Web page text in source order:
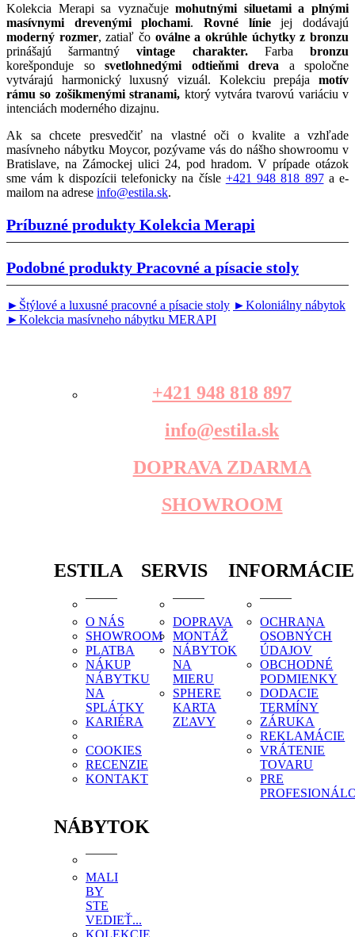
Kolekcia Merapi sa vyznačujemohutnými siluetami a plnými
masívnymi drevenými plochami.Rovné líniejej dodávajú
moderný rozmer, zatiaľ čo oválne a okrúhle úchytky z bronzu
prinášajú šarmantnývintage charakter.Farbabronzu
korešponduje so svetlohnedými odtieňmi dreva a spoločne
vytvárajú harmonický luxusný vizuál. Kolekciu prepája motív
rámu so zošikmenými stranami, ktorý vytvára tvarovú variáciu v
intenciách moderného dizajnu.
Ak sa chcete presvedčiť na vlastné oči o kvalite a vzhľade
masívneho nábytku Moycor, pozývame vás do nášho showroomu v
Bratislave, na Zámockej ulici 24, pod hradom. V prípade otázok
sme vám k dispozícii telefonicky na čísle +421 948 818 897a e-
mailom na adrese info@estila.sk.
Príbuzné produkty Kolekcia Merapi
Podobné produkty Pracovné a písacie stoly
►Štýlové a luxusné pracovné a písacie stoly ►Koloniálny nábytok
►Kolekcia masívneho nábytku MERAPI
+421 948 818 897
info@estila.sk
DOPRAVA ZDARMA
SHOWROOM
ESTILA
O NÁS
SHOWROOM
PLATBA
NÁKUP
NÁBYTKU
NA
SPLÁTKY
KARIÉRA
COOKIES
RECENZIE
KONTAKT
SERVIS
DOPRAVA
MONTÁŽ
NÁBYTOK
NA
MIERU
SPHERE
KARTA
ZĽAVY
INFORMÁCIE
OCHRANA
OSOBNÝCH
ÚDAJOV
OBCHODNÉ
PODMIENKY
DODACIE
TERMÍNY
ZÁRUKA
REKLAMÁCIE
VRÁTENIE
TOVARU
PRE
NÁBYTOK
MALI
BY
STE
VEDIEŤ...